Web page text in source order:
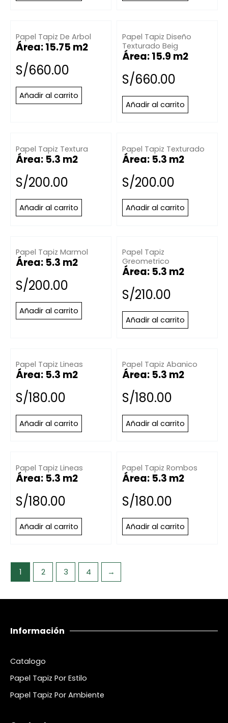
Papel Tapiz De Arbol
Área: 15.75 m2
S/660.00
Añadir al carrito
Papel Tapiz Diseño
Texturado Beig
Área: 15.9 m2
S/660.00
Añadir al carrito
Papel Tapiz Textura
Área: 5.3 m2
S/200.00
Añadir al carrito
Papel Tapiz Texturado
Área: 5.3 m2
S/200.00
Añadir al carrito
Papel Tapiz Marmol
Área: 5.3 m2
S/200.00
Añadir al carrito
Papel Tapiz
Greometrico
Área: 5.3 m2
S/210.00
Añadir al carrito
Papel Tapiz Lineas
Área: 5.3 m2
S/180.00
Añadir al carrito
Papel Tapiz Abanico
Área: 5.3 m2
S/180.00
Añadir al carrito
Papel Tapiz Lineas
Área: 5.3 m2
S/180.00
Añadir al carrito
Papel Tapiz Rombos
Área: 5.3 m2
S/180.00
Añadir al carrito
1 2 3 4 →
Información
Catalogo
Papel Tapiz Por Estilo
Papel Tapiz Por Ambiente